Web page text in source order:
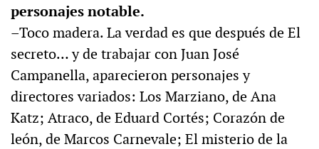
personajes notable.
–Toco madera. La verdad es que después de El
secreto… y de trabajar con Juan José
Campanella, aparecieron personajes y
directores variados: Los Marziano, de Ana
Katz; Atraco, de Eduard Cortés; Corazón de
león, de Marcos Carnevale; El misterio de la